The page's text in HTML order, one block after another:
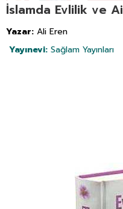
İslamda Evlilik ve
Yazar: Ali Eren
Yayınevi: Sağlam Yayınları